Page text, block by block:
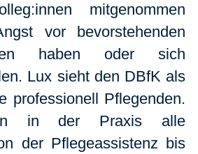
mitgenommen
vor bevorstehenden
haben oder sich
Lux sieht den DBfK als
professionell Pflegenden.
in der Praxis alle
der Pflegeassistenz bis